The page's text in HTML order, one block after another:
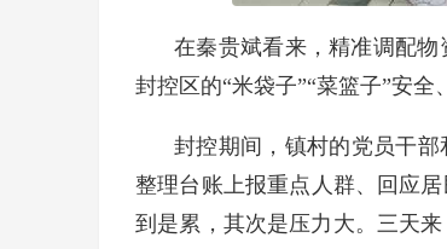
在秦贵斌看来，精准调配
封控区的“米袋子”“菜篮子”安全
封控期间，镇村的党员干
整理台账上报重点人群、回应
到是累，其次是压力大。三天